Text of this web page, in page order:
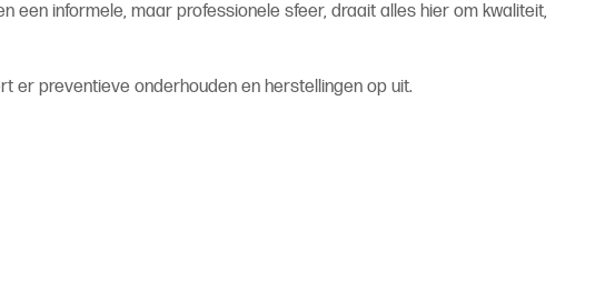
een informele, maar professionele sfeer, draait alles hier om kwaliteit,
er preventieve onderhouden en herstellingen op uit.